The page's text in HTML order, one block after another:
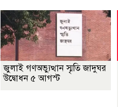
জুলাই গণঅভ্যুত্থান স্মৃতি জাদুঘর
উদ্বোধন ৫ আগস্ট